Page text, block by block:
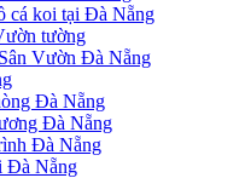
cá koi tại Đà Nẵng
tường
Vườn Đà Nẵng
Đà Nẵng
Đà Nẵng
Đà Nẵng
Đà Nẵng